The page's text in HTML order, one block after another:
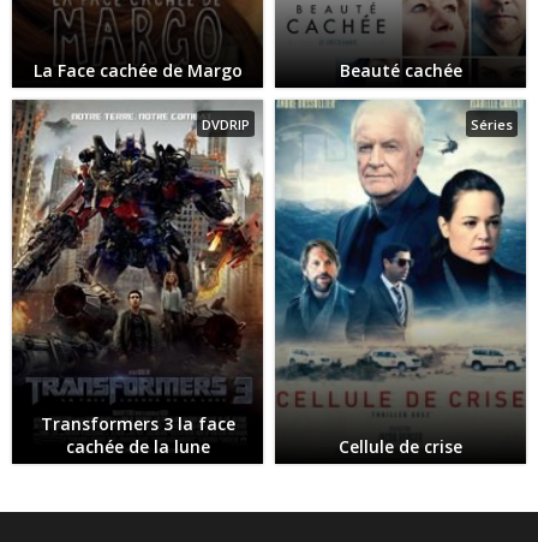
La Face cachée de Margo Beauté cachée
DVDRIP
Transformers 3 la face
cachée de la lune
Séries
Cellule de crise